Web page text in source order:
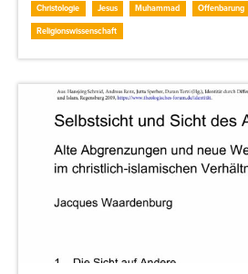
Christologie Jesus Muhammad Offenbarung
Religionswissenschaft